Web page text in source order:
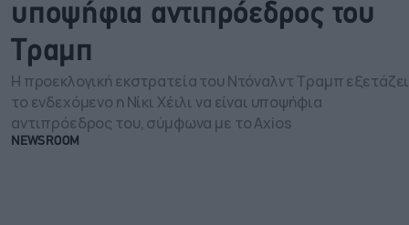
υποψήφια αντιπρόεδρος του
Τραμπ
Η προεκλογική εκστρατεία του Ντόναλντ Τραμπ εξετάζει
το ενδεχόμενο η Νίκι Χέιλι να είναι υποψήφια
αντιπρόεδρος του, σύμφωνα με το Axios
NEWSROOM